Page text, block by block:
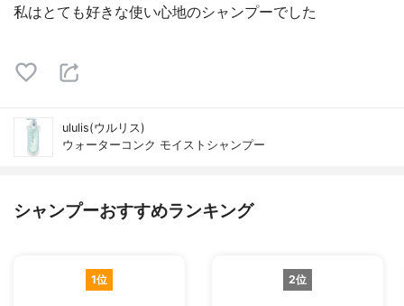
私はとても好きな使い心地のシャンプーでした
ululis(ウルリス)
ウォーターコンク モイストシャンプー
シャンプーおすすめランキング
1位 2位